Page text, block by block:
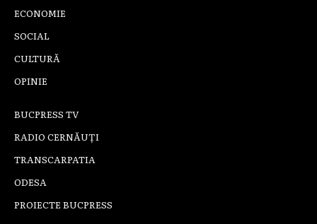
ECONOMIE
SOCIAL
CULTURĂ
OPINIE
BUCPRESS TV
RADIO CERNĂUȚI
TRANSCARPATIA
ODESA
PROIECTE BUCPRESS